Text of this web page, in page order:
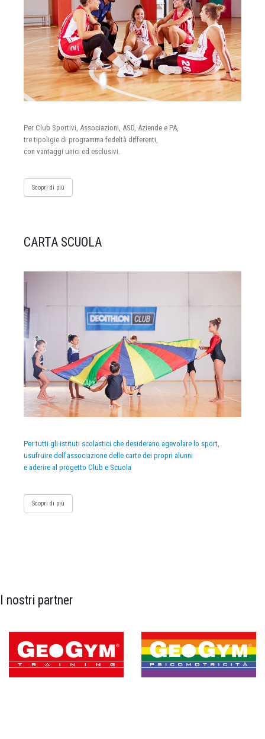
Per Club Sportivi, Associazioni, ASD, Aziende e PA,
tre tipoligie di programma fedeltà differenti,
con vantaggi unici ed esclusivi.
Scopri di più
CARTA SCUOLA
Per tutti gli istituti scolastici che desiderano agevolare lo sport,
usufruire dell’associazione delle carte dei propri alunni
e aderire al progetto Club e Scuola
Scopri di più
I nostri partner